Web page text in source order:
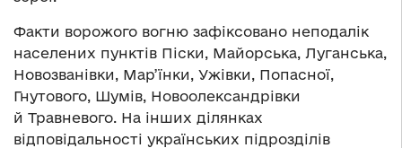
Факти ворожого вогню зафіксовано неподалік
населених пунктів Піски, Майорська, Луганська,
Новозванівки, Мар’їнки, Ужівки, Попасної,
Гнутового, Шумів, Новоолександрівки
й Травневого. На інших ділянках
відповідальності українських підрозділів